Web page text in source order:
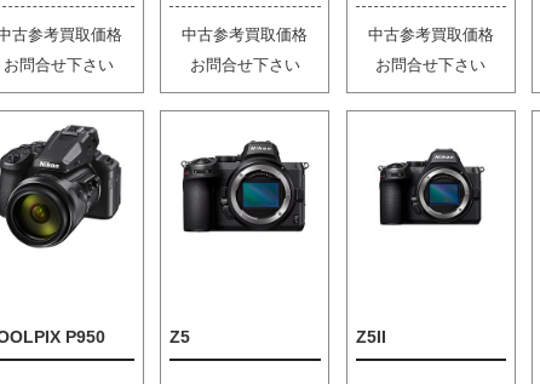
古参考買取価格
お問合せ下さい
中古参考買取価格
お問合せ下さい
中古参考買取価格
お問合せ下さい
P950 Z5 Z5II